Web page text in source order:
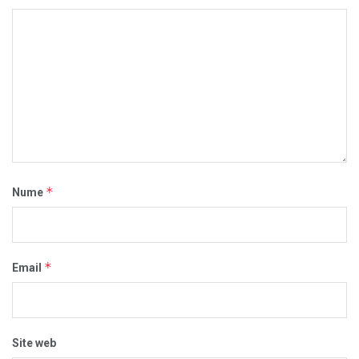
Nume *
Email *
Site web